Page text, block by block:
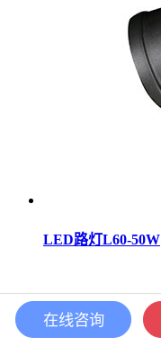
LED路灯L60-50W
在线咨询